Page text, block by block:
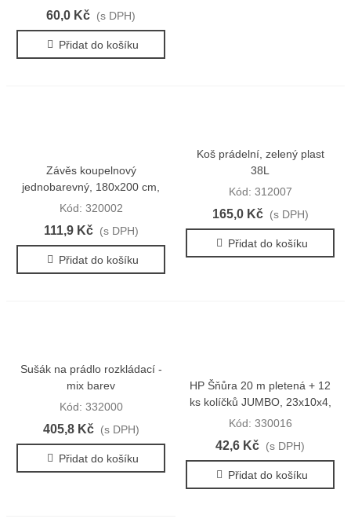
60,0 Kč (s DPH)
Přidat do košíku
Závěs koupelnový
jednobarevný, 180x200 cm,
plast, zelený
Kód: 320002
111,9 Kč (s DPH)
Přidat do košíku
Koš prádelní, zelený plast
38L
Kód: 312007
165,0 Kč (s DPH)
Přidat do košíku
Sušák na prádlo rozkládací -
mix barev
Kód: 332000
405,8 Kč (s DPH)
Přidat do košíku
HP Šňůra 20 m pletená + 12
ks kolíčků JUMBO, 23x10x4,
plast, mix barev
Kód: 330016
42,6 Kč (s DPH)
Přidat do košíku